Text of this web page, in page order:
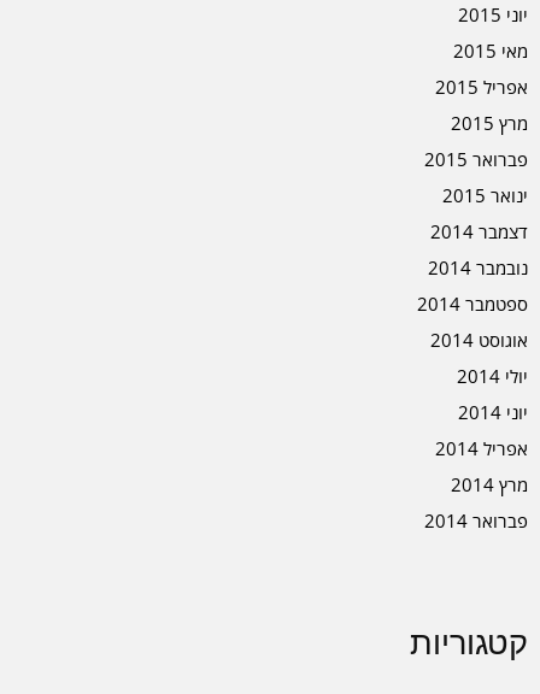
יוני 2015
מאי 2015
אפריל 2015
מרץ 2015
פברואר 2015
ינואר 2015
דצמבר 2014
נובמבר 2014
ספטמבר 2014
אוגוסט 2014
יולי 2014
יוני 2014
אפריל 2014
מרץ 2014
פברואר 2014
קטגוריות